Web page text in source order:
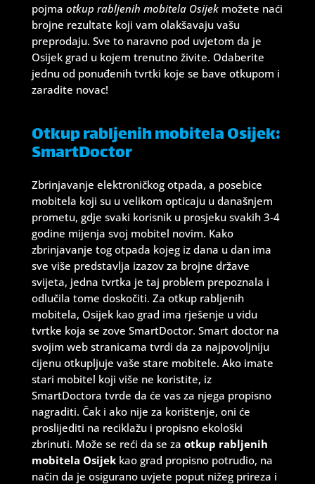
pojma otkup rabljenih mobitela Osijekmožete naći
brojne rezultate koji vam olakšavaju vašu
preprodaju. Sve to naravno pod uvjetom da je
Osijek grad u kojem trenutno živite. Odaberite
jednu od ponuđenih tvrtki koje se bave otkupom i
zaradite novac!
Otkup rabljenih mobitela Osijek:
SmartDoctor
Zbrinjavanje elektroničkog otpada, a posebice
mobitela koji su u velikom opticaju u današnjem
prometu, gdje svaki korisnik u prosjeku svakih 3-4
godine mijenja svoj mobitel novim. Kako
zbrinjavanje tog otpada kojeg iz dana u dan ima
sve više predstavlja izazov za brojne države
svijeta, jedna tvrtka je taj problem prepoznala i
odlučila tome doskočiti. Za otkup rabljenih
mobitela, Osijek kao grad ima rješenje u vidu
tvrtke koja se zove SmartDoctor. Smart doctor na
svojim web stranicama tvrdi da za najpovoljniju
cijenu otkupljuje vaše stare mobitele. Ako imate
stari mobitel koji više ne koristite, iz
SmartDoctora tvrde da će vas za njega propisno
nagraditi. Čak i ako nije za korištenje, oni će
proslijediti na reciklažu i propisno ekološki
zbrinuti. Može se reći da se za otkup rabljenih
mobitela Osijekkao grad propisno potrudio, na
način da je osigurano uvjete poput nižeg prireza i